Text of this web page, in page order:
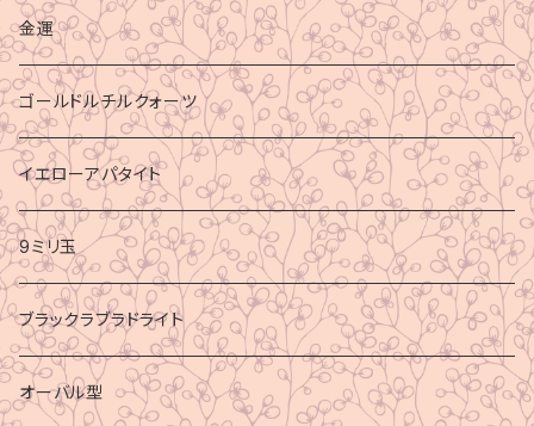
金運
ゴールドルチルクォーツ
イエローアパタイト
9ミリ玉
ブラックラブラドライト
オーバル型